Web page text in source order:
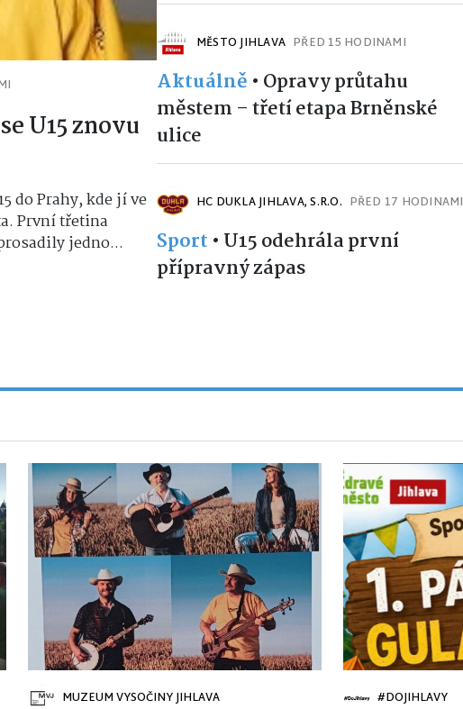
U15 znovu
do Prahy, kde jí ve
První třetina
jedno...
MĚSTO JIHLAVA PŘED 15 HODINAMI
Aktuálně • Opravy průtahu
městem – třetí etapa Brněnské
ulice
HC DUKLA JIHLAVA, S.R.O. PŘED 17 HODINAMI
Sport • U15 odehrála první
přípravný zápas
MUZEUM VYSOČINY JIHLAVA #DOJIHLAVY